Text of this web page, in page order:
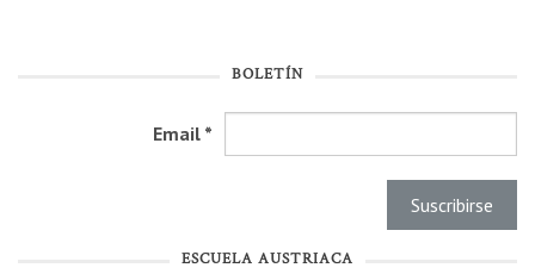
BOLETÍN
Email *
ESCUELA AUSTRIACA